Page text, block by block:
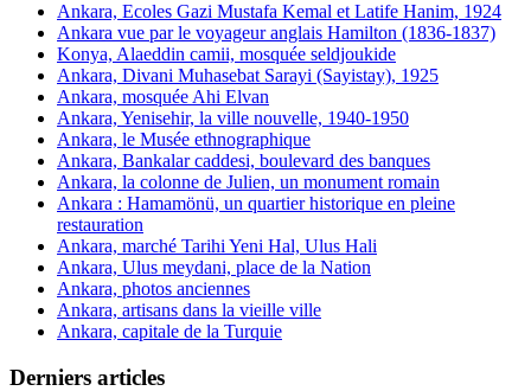
Ankara, Ecoles Gazi Mustafa Kemal et Latife Hanim, 1924
Ankara vue par le voyageur anglais Hamilton (1836-1837)
Konya, Alaeddin camii, mosquée seldjoukide
Ankara, Divani Muhasebat Sarayi (Sayistay), 1925
Ankara, mosquée Ahi Elvan
Ankara, Yenisehir, la ville nouvelle, 1940-1950
Ankara, le Musée ethnographique
Ankara, Bankalar caddesi, boulevard des banques
Ankara, la colonne de Julien, un monument romain
Ankara : Hamamönü, un quartier historique en pleine
restauration
Ankara, marché Tarihi Yeni Hal, Ulus Hali
Ankara, Ulus meydani, place de la Nation
Ankara, photos anciennes
Ankara, artisans dans la vieille ville
Ankara, capitale de la Turquie
Derniers articles